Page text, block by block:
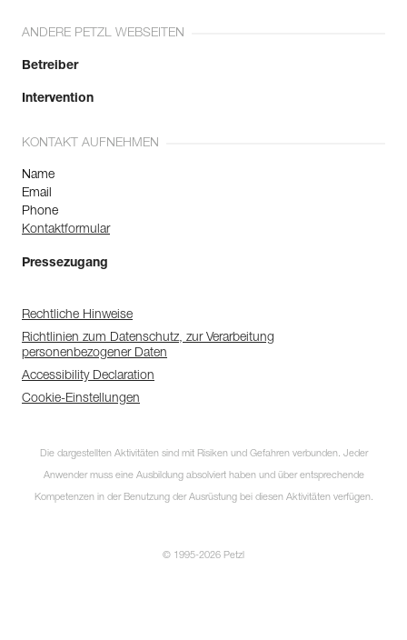
ANDERE PETZL WEBSEITEN
Betreiber
Intervention
KONTAKT AUFNEHMEN
Name
Email
Phone
Kontaktformular
Pressezugang
Rechtliche Hinweise
Richtlinien zum Datenschutz, zur Verarbeitung
personenbezogener Daten
Accessibility Declaration
Cookie-Einstellungen
Die dargestellten Aktivitäten sind mit Risiken und Gefahren verbunden. Jeder
Anwender muss eine Ausbildung absolviert haben und über entsprechende
Kompetenzen in der Benutzung der Ausrüstung bei diesen Aktivitäten verfügen.
© 1995-2026 Petzl